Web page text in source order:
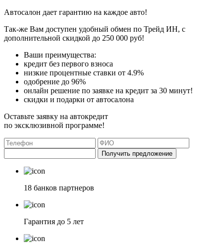
Автосалон дает гарантию на каждое авто!
Так-же Вам доступен удобный обмен по Трейд ИН, с
дополнительной скидкой до 250 000 руб!
Ваши преимущества:
кредит без первого взноса
низкие процентные ставки от 4.9%
одобрение до 96%
онлайн решение по заявке на кредит за 30 минут!
скидки и подарки от автосалона
Оставьте заявку на автокредит
по эксклюзивной программе!
Получить предложение
18 банков партнеров
Гарантия до 5 лет